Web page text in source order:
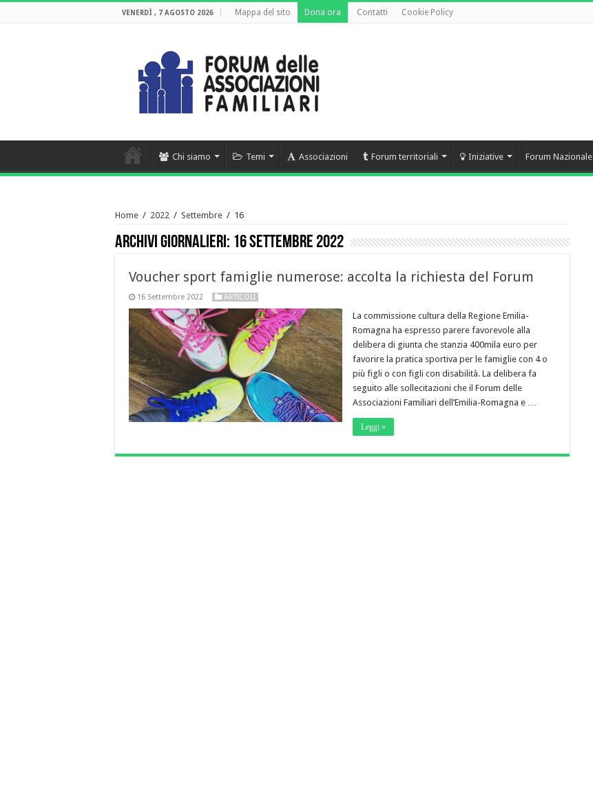
VENERDÌ , 7 AGOSTO 2026 Mappa del sito Dona ora Contatti Cookie Policy
Chi siamo Temi Associazioni Forum territoriali Iniziative Forum Nazionale
Home / 2022 / Settembre / 16
Archivi giornalieri: 16 Settembre 2022
Voucher sport famiglie numerose: accolta la richiesta del Forum
16 Settembre 2022 ARTICOLI
La commissione cultura della Regione Emilia-
Romagna ha espresso parere favorevole alla
delibera di giunta che stanzia 400mila euro per
favorire la pratica sportiva per le famiglie con 4 o
più figli o con figli con disabilità. La delibera fa
seguito alle sollecitazioni che il Forum delle
Associazioni Familiari dell’Emilia-Romagna e …
Leggi »